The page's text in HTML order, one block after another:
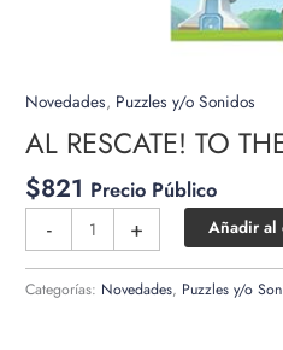
Novedades, Puzzles y/o Sonidos
AL RESCATE! TO
$821 Precio Público
-
RESCATE!
TO
THE
+ Añadir al
Categorías: Novedades, Puzzles y/o